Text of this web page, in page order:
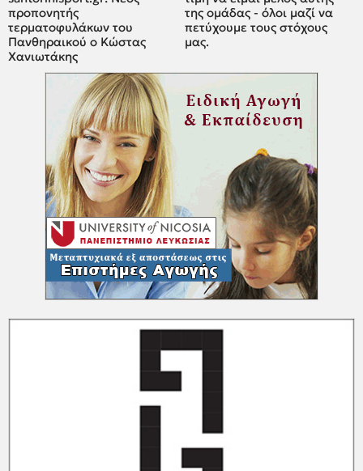
προπονητής
τερματοφυλάκων του
Πανθηραικού ο Κώστας
Χανιωτάκης
της ομάδας - όλοι μαζί να
πετύχουμε τους στόχους
μας.